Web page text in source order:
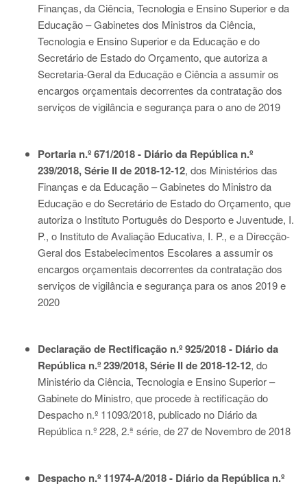
Finanças, da Ciência, Tecnologia e Ensino Superior e da
Educação – Gabinetes dos Ministros da Ciência,
Tecnologia e Ensino Superior e da Educação e do
Secretário de Estado do Orçamento, que autoriza a
Secretaria-Geral da Educação e Ciência a assumir os
encargos orçamentais decorrentes da contratação dos
serviços de vigilância e segurança para o ano de 2019
Portaria n.º 671/2018 - Diário da República n.º
239/2018, Série II de 2018-12-12, dos Ministérios das
Finanças e da Educação – Gabinetes do Ministro da
Educação e do Secretário de Estado do Orçamento, que
autoriza o Instituto Português do Desporto e Juventude, I.
P., o Instituto de Avaliação Educativa, I. P., e a Direcção-
Geral dos Estabelecimentos Escolares a assumir os
encargos orçamentais decorrentes da contratação dos
serviços de vigilância e segurança para os anos 2019 e
2020
Declaração de Rectificação n.º 925/2018 - Diário da
República n.º 239/2018, Série II de 2018-12-12, do
Ministério da Ciência, Tecnologia e Ensino Superior –
Gabinete do Ministro, que procede à rectificação do
Despacho n.º 11093/2018, publicado no Diário da
República n.º 228, 2.ª série, de 27 de Novembro de 2018
Despacho n.º 11974-A/2018 - Diário da República n.º